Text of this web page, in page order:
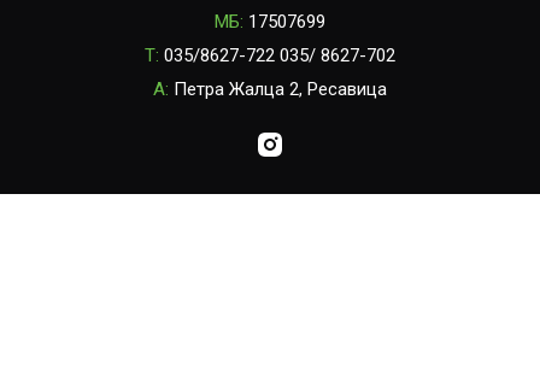
МБ: 17507699
T: 035/8627-722 035/ 8627-702
A: Петра Жалца 2, Ресавица